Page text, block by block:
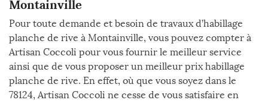
Montainville
Pour toute demande et besoin de travaux d’habillage
planche de rive à Montainville, vous pouvez compter à
Artisan Coccoli pour vous fournir le meilleur service
ainsi que de vous proposer un meilleur prix habillage
planche de rive. En effet, où que vous soyez dans le
78124, Artisan Coccoli ne cesse de vous satisfaire en